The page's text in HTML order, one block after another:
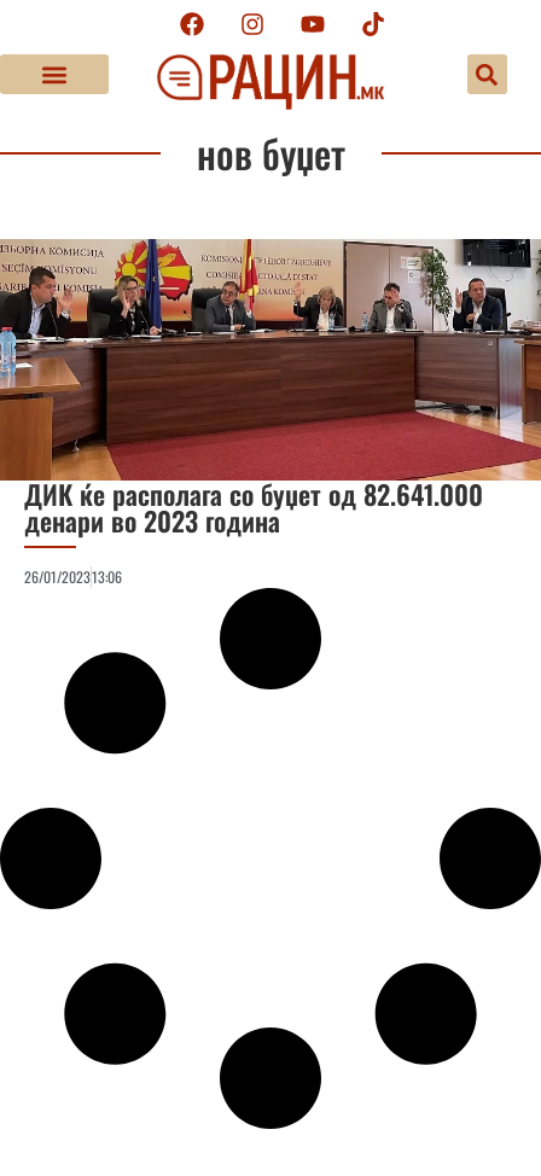
нов буџет
ДИК ќе располага со буџет од 82.641.000
денари во 2023 година
26/01/202313:06